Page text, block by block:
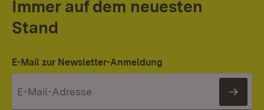
Immer auf dem neuesten
Stand
E-Mail zur Newsletter-Anmeldung